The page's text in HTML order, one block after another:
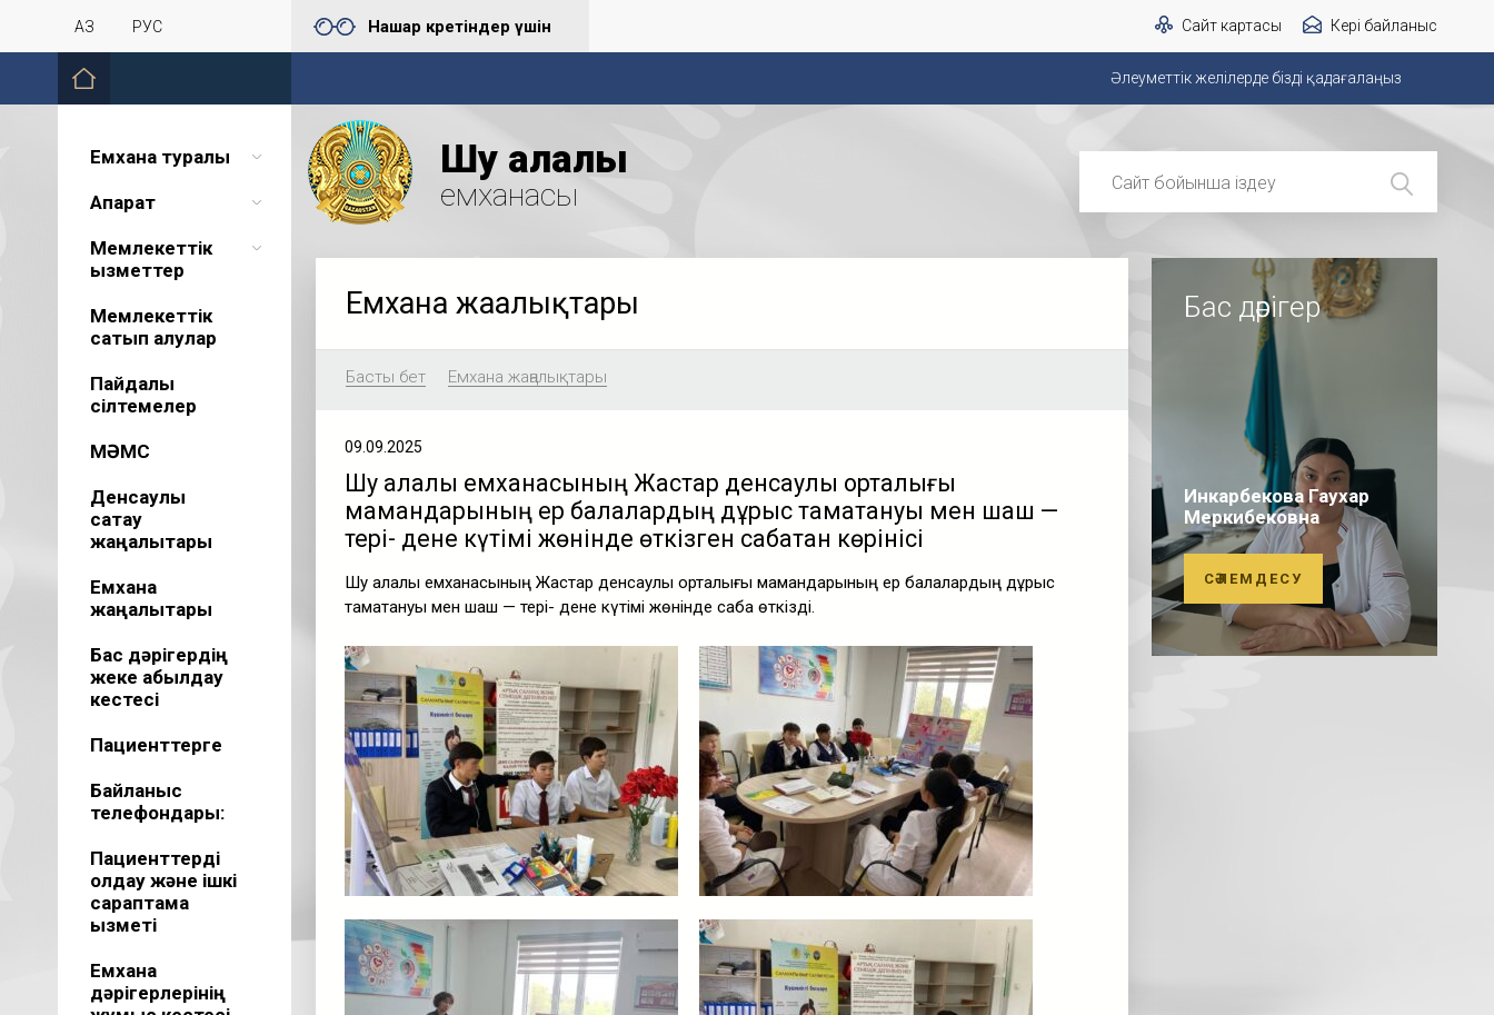
ҚАЗ РУС Нашар көретіндер үшін Сайт картасы Кері байланыс
Әлеуметтік желілерде бізді қадағалаңыз
Емхана туралы
Ақпарат
Мемлекеттік
қызметтер
Мемлекеттік
сатып алулар
Пайдалы
сілтемелер
МӘМС
Денсаулық
сақтау
жаңалықтары
Емхана
жаңалықтары
Бас дәрігердің
жеке қабылдау
кестесі
Пациенттерге
Байланыс
телефондары:
Пациенттерді
қолдау және ішкі
сараптама
қызметі
Емхана
дәрігерлерінің
Шу қалалық
емханасы
Емхана жаңалықтары
Басты бет Емхана жаңалықтары
09.09.2025
Шу қалалық емханасының Жастар денсаулық орталығы
мамандарының ер балалардың дұрыс тамақтануы мен шаш —
тері- дене күтімі жөнінде өткізген сабақтан көрінісі
Шу қалалық емханасының Жастар денсаулық орталығы мамандарының ер балалардың дұрыс
тамақтануы мен шаш — тері- дене күтімі жөнінде сабақ өткізді.
Бас дәрігер
Инкарбекова Гаухар
Меркибековна
СӘЛЕМДЕСУ